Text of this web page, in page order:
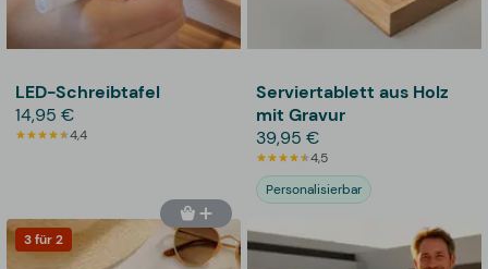
LED-Schreibtafel
14,95 €
4,4
Serviertablett aus Holz
mit Gravur
39,95 €
4,5
Personalisierbar
3 für 2